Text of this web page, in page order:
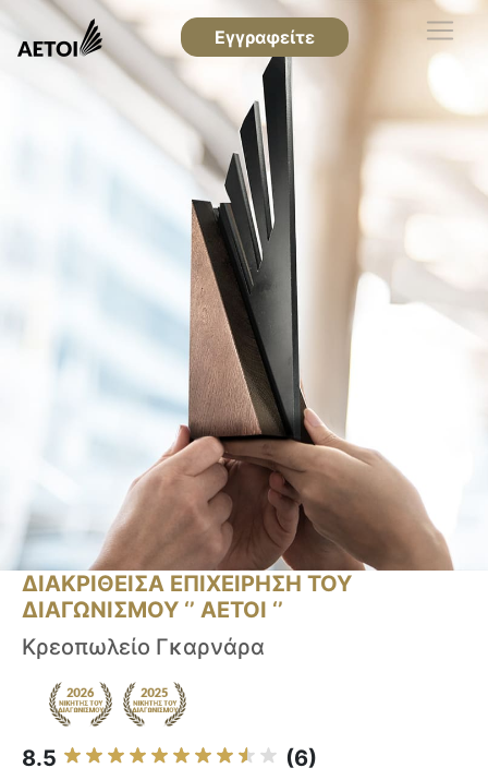
Εγγραφείτε
ΔΙΑΚΡΙΘΕΙΣΑ ΕΠΙΧΕΙΡΗΣΗ ΤΟΥ
ΔΙΑΓΩΝΙΣΜΟΥ ‘’ ΑΕΤΟΙ ‘’
Κρεοπωλείο Γκαρνάρα
8.5 (6)